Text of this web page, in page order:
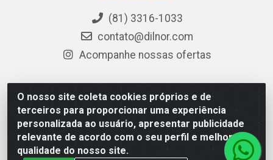
O nosso site coleta cookies próprios e de
terceiros para proporcionar uma experiência
personalizada ao usuário, apresentar publicidade
relevante de acordo com o seu perfil e melhorar a
qualidade do nosso site.
(81) 3316-1033
contato@dilnor.com
Acompanhe nossas ofertas
Dilnor Distribuidora - Rua Professor Joaquim Cavalcanti,
975 - Iputinga - Recife/PE - CEP 50800-010 - CNPJ
04.054.534/0001-51